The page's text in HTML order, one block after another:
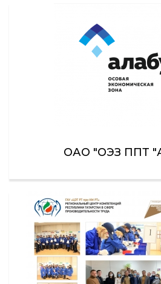
ОАО "ОЭЗ ППТ